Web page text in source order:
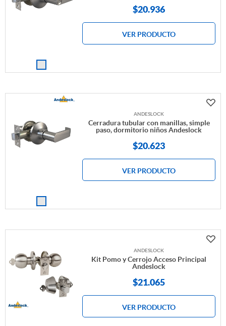
$20.936
VER PRODUCTO
ANDESLOCK
Cerradura tubular con manillas, simple
paso, dormitorio niños Andeslock
$20.623
VER PRODUCTO
ANDESLOCK
Kit Pomo y Cerrojo Acceso Principal
Andeslock
$21.065
VER PRODUCTO